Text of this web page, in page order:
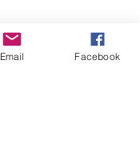
Email Facebook